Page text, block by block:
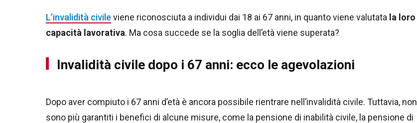
L’invalidità civile viene riconosciuta a individui dai 18 ai 67 anni, in quanto viene valutata la loro
capacità lavorativa. Ma cosa succede se la soglia dell’età viene superata?
Invalidità civile dopo i 67 anni: ecco le agevolazioni
Dopo aver compiuto i 67 anni d’età è ancora possibile rientrare nell’invalidità civile. Tuttavia, non
sono più garantiti i benefici di alcune misure, come la pensione di inabilità civile, la pensione di